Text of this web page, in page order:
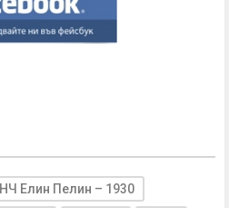
НЧ Елин Пелин – 1930